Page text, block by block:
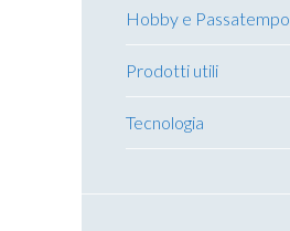
Hobby e Passatempo
Prodotti utili
Tecnologia